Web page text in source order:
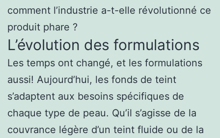
comment l’industrie a-t-elle révolutionné ce
produit phare ?
L’évolution des formulations
Les temps ont changé, et les formulations
aussi! Aujourd’hui, les fonds de teint
s’adaptent aux besoins spécifiques de
chaque type de peau. Qu’il s’agisse de la
couvrance légère d’un teint fluide ou de la